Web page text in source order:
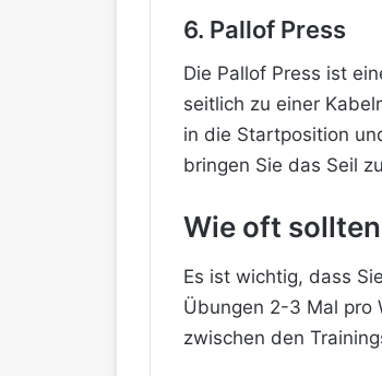
6. Pallof Press
Die Pallof Press ist
seitlich zu einer
in die Startposition
bringen Sie das Seil
Wie oft
Es ist wichtig, dass
Übungen 2-3 Mal pro
zwischen den